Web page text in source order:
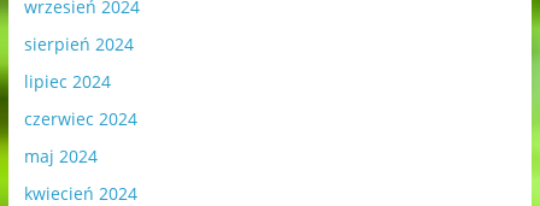
wrzesień 2024
sierpień 2024
lipiec 2024
czerwiec 2024
maj 2024
kwiecień 2024